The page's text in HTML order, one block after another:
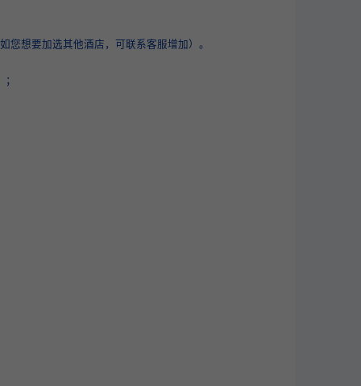
想要加选其他酒店，可联系客服增加）。